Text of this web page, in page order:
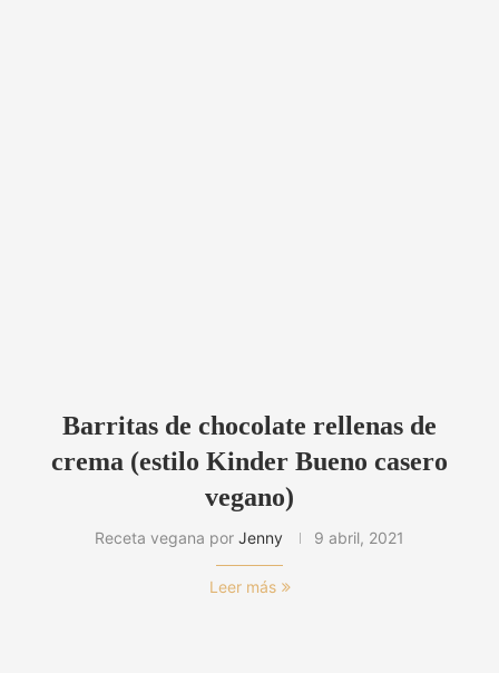
Barritas de chocolate rellenas de
crema (estilo Kinder Bueno casero
vegano)
Receta vegana por Jenny 9 abril, 2021
Leer más